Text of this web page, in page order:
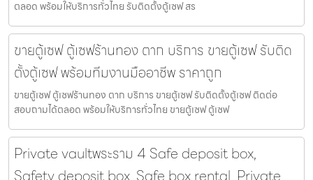
ตลอด พร้อมให้บริการทั่วไทย รับติดตั้งตู้เซฟ สร
ขายตู้เซฟ ตู้เซฟร้านทอง ตาก บริการ ขายตู้เซฟ รับติด
ตั้งตู้เซฟ พร้อมทีมงานมืออาชีพ ราคาถูก
ขายตู้เซฟ ตู้เซฟร้านทอง ตาก บริการ ขายตู้เซฟ รับติดตั้งตู้เซฟ ติดต่อ
สอบถามได้ตลอด พร้อมให้บริการทั่วไทย ขายตู้เซฟ ตู้เซฟ
Private vaultพระราม 4 Safe deposit box,